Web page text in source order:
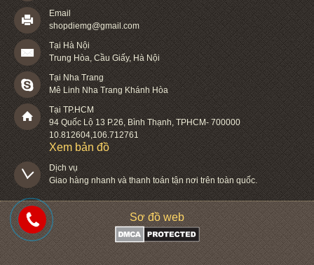
Email
shopdiemg@gmail.com
Tại Hà Nội
Trung Hòa, Cầu Giấy, Hà Nội
Tại Nha Trang
Mê Linh Nha Trang Khánh Hòa
Tại TP.HCM
94 Quốc Lộ 13 P.26,Bình Thạnh,TPHCM-700000
10.812604,106.712761
Xem bản đồ
Dịch vụ
Giao hàng nhanh và thanh toán tận nơi trên toàn quốc.
Sơ đồ web